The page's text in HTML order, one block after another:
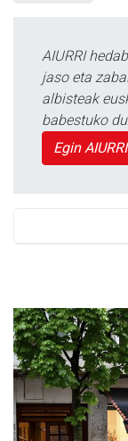
AIURRI
jaso eta
albisteak
babestuko
Egin